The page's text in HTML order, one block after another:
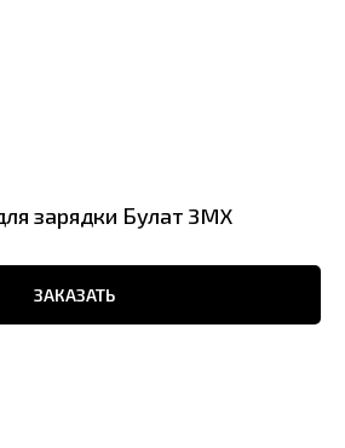
зарядки Булат 3MX
ЗАКАЗАТЬ